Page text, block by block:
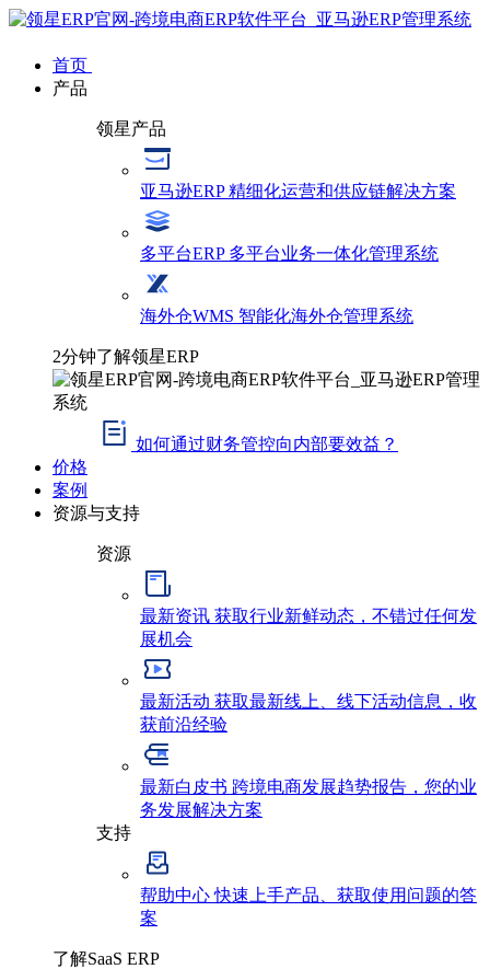
首页
产品
领星产品
亚马逊ERP精细化运营和供应链解决方案
多平台ERP 多平台业务一体化管理系统
海外仓WMS 智能化海外仓管理系统
2分钟了解领星ERP
如何通过财务管控向内部要效益？
价格
案例
资源与支持
资源
最新资讯 获取行业新鲜动态，不错过任何发
展机会
最新活动 获取最新线上、线下活动信息，收
获前沿经验
最新白皮书 跨境电商发展趋势报告，您的业
务发展解决方案
支持
帮助中心快速上手产品、获取使用问题的答
案
了解SaaS ERP